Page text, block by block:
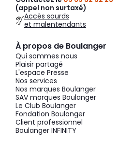
(appel non surtaxé)
Accès sourds
et malentendants
À propos de Boulanger
Qui sommes nous
Plaisir partagé
L'espace Presse
Nos services
Nos marques Boulanger
SAV marques Boulanger
Le Club Boulanger
Fondation Boulanger
Client professionnel
Boulanger INFINITY